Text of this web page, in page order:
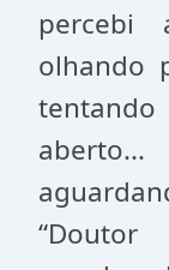
percebi
olhando
“Doutor